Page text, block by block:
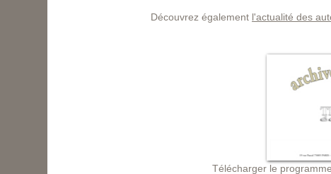
Découvrez également l'actualité des
Télécharger le